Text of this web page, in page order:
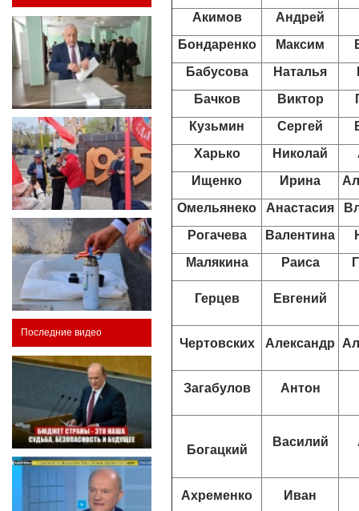
Последние видео
Акимов
Андрей
Бондаренко
Максим
Бабусова
Наталья
Бачков
Виктор
Кузьмин
Сергей
Харько
Николай
Ищенко
Ирина
Омельянеко
Анастасия
Рогачева
Валентина
Малякина
Раиса
Герцев Евгений
Чертовских Александр
Загабулов Антон
Богацкий
Василий
Ахременко Иван